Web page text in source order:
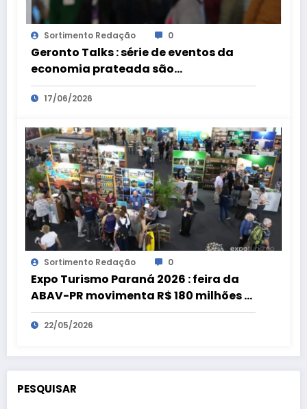
Sortimento Redação 0
Geronto Talks : série de eventos da
economia prateada são
preparatórios para a Geronto Fair
17/06/2026
Sortimento Redação 0
Expo Turismo Paraná 2026 : feira da
ABAV-PR movimenta R$ 180 milhões e
bate recorde
22/05/2026
PESQUISAR